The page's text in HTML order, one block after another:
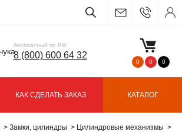
бесплатный по РФ
8 (800) 600 64 32
0 0 0
КАК СДЕЛАТЬ ЗАКАЗ КАТАЛОГ
Замки, цилиндры Цилиндровые механизмы